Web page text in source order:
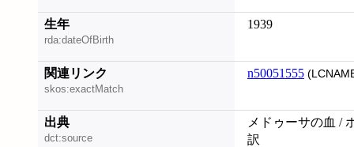
生年
rda:dateOfBirth
1939
関連リンク
skos:exactMatch
n50051555
出典
dct:source
メドゥーサの血 /
訳